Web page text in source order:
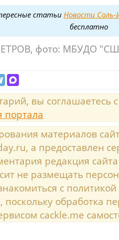
статьи Новости Соль-
бесплатно
фото: МБУДО "СШ
вы соглашаетесь
портала
материалов
а предоставлен
редакция
не размещать
с
поскольку обработка
cackle.me